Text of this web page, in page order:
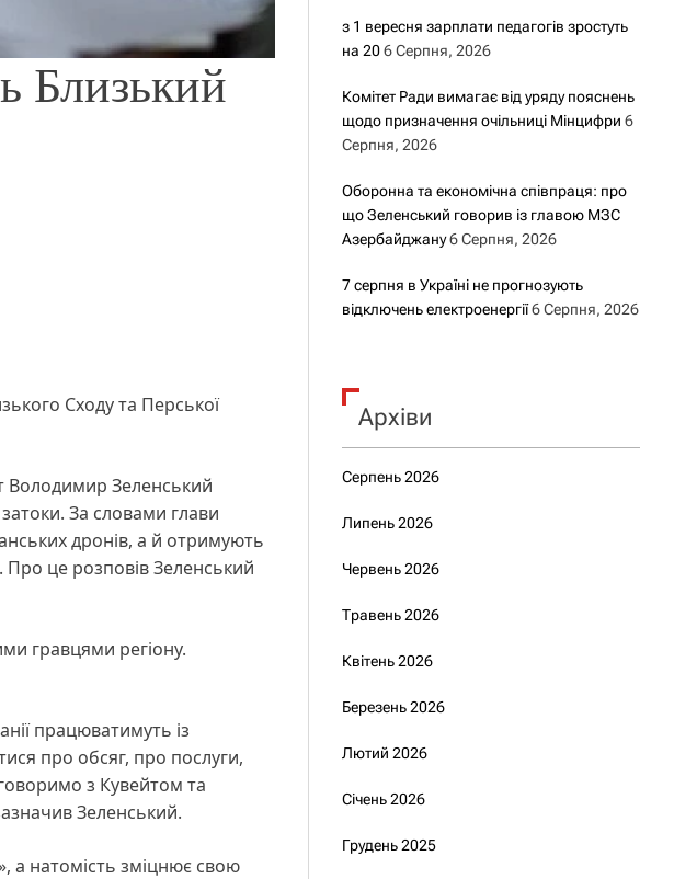
Близький
Сходу та Перської
Володимир Зеленський
За словами глави
дронів, а й отримують
Про це розповів Зеленський
гравцями регіону.
працюватимуть із
про обсяг, про послуги,
з Кувейтом та
Зеленський.
а натомість зміцнює свою
з 1 вересня зарплати педагогів зростуть
на 20 6 Серпня, 2026
Комітет Ради вимагає від уряду пояснень
щодо призначення очільниці Мінцифри 6
Серпня, 2026
Оборонна та економічна співпраця: про
що Зеленський говорив із главою МЗС
Азербайджану 6 Серпня, 2026
7 серпня в Україні не прогнозують
відключень електроенергії 6 Серпня, 2026
Архіви
Серпень 2026
Липень 2026
Червень 2026
Травень 2026
Квітень 2026
Березень 2026
Лютий 2026
Січень 2026
Грудень 2025